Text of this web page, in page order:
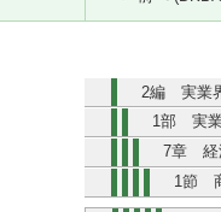
2編 実業
1部 実
7章 経
1節